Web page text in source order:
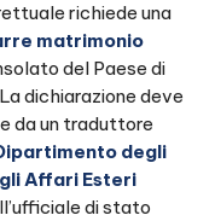
richiede una
matrimonio
del Paese di
dichiarazione deve
da un traduttore
degli
Affari Esteri
di stato